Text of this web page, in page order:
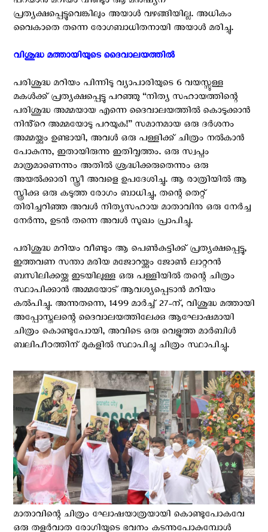
പ്രത്യക്ഷപ്പെട്ടുവെങ്കിലും അയാൾ വഴങ്ങിയില്ല. അധികം
വൈകാതെ തന്നെ രോഗബാധിതനായി അയാൾ മരിച്ചു.
വിശുദ്ധ മത്തായിയുടെ ദൈവാലയത്തിൽ ‍
പരിശുദ്ധ മറിയം പിന്നിടു വ്യാപാരിയുടെ 6 വയസ്സുള്ള
മകൾക്ക് പ്രത്യക്ഷപ്പെട്ടു പറഞ്ഞു “നിത്യ സഹായത്തിന്റെ
പരിശുദ്ധ അമ്മയായ എന്നെ ദൈവാലയത്തിൽ കൊടുക്കാൻ
നിൻ്റെ അമ്മയോടു പറയുക!” സമാനമായ ഒരു ദർശനം
അമ്മയ്ക്കും ഉണ്ടായി, അവൾ ഒരു പള്ളിക്ക് ചിത്രം നൽകാൻ
പോകുന്നു, ഇതായിരുന്നു ഇതിവൃത്തം. ഒരു സ്വപ്നം
മാത്രമാണെന്നും അതിൽ ശ്രദ്ധിക്കരുതെന്നും ഒരു
അയൽക്കാരി സ്ത്രീ അവളെ ഉപദേശിച്ചു. ആ രാത്രിയിൽ ആ
സ്ത്രിക്കു ഒരു കടുത്ത രോഗം ബാധിച്ചു, തന്റെ തെറ്റ്
തിരിച്ചറിഞ്ഞ അവൾ നിത്യസഹായ മാതാവിനു ഒരു നേർച്ച
നേർന്നു, ഉടൻ തന്നെ അവൾ സുഖം പ്രാപിച്ചു.
പരിശുദ്ധ മറിയം വീണ്ടും ആ പെൺകുട്ടിക്ക് പ്രത്യക്ഷപ്പെട്ടു,
ഇത്തവണ സന്താ മരിയ മജോറയ്ക്കും ജോൺ ലാറ്ററൻ
ബസിലിക്കയ്ക്കു ഇടയിലുള്ള ഒരു പള്ളിയിൽ തന്റെ ചിത്രം
സ്ഥാപിക്കാൻ അമ്മയോട് ആവശ്യപ്പെടാൻ മറിയം
കൽപിച്ചു. അന്നുതന്നെ, 1499 മാർച്ച് 27-ന്, വിശുദ്ധ മത്തായി
അപ്പോസ്തലന്റെ ദൈവാലയത്തിലേക്കു ആഘോഷമായി
ചിത്രം കൊണ്ടുപോയി, അവിടെ ഒരു വെളുത്ത മാർബിൾ
ബലിപീഠത്തിന് മുകളിൽ സ്ഥാപിച്ചു ചിത്രം സ്ഥാപിച്ചു.
മാതാവിന്റെ ചിത്രം ഘോഷയാത്രയായി കൊണ്ടുപോകവേ